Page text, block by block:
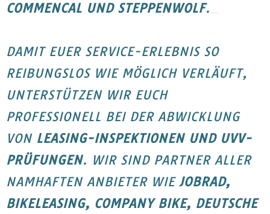
COMMENCAL UND STEPPENWOLF.
DAMIT EUER SERVICE-ERLEBNIS SO
REIBUNGSLOS WIE MÖGLICH VERLÄUFT,
UNTERSTÜTZEN WIR EUCH
PROFESSIONELL BEI DER ABWICKLUNG
VON LEASING-INSPEKTIONEN UND UVV-
PRÜFUNGEN. WIR SIND PARTNER ALLER
NAMHAFTEN ANBIETER WIE JOBRAD,
BIKELEASING, COMPANY BIKE, DEUTSCHE